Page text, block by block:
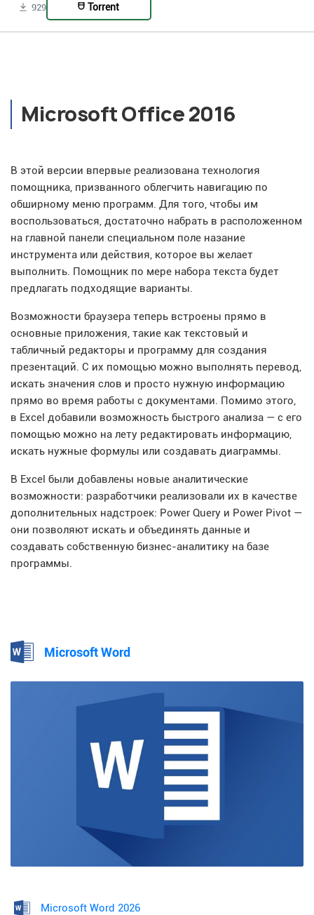
929 Torrent
Microsoft Office 2016
В этой версии впервые реализована технология
помощника, призванного облегчить навигацию по
обширному меню программ. Для того, чтобы им
воспользоваться, достаточно набрать в расположенном
на главной панели специальном поле назание
инструмента или действия, которое вы желает
выполнить. Помощник по мере набора текста будет
предлагать подходящие варианты.
Возможности браузера теперь встроены прямо в
основные приложения, такие как текстовый и
табличный редакторы и программу для создания
презентаций. С их помощью можно выполнять перевод,
искать значения слов и просто нужную информацию
прямо во время работы с документами. Помимо этого,
в Excel добавили возможность быстрого анализа — с его
помощью можно на лету редактировать информацию,
искать нужные формулы или создавать диаграммы.
В Excel были добавлены новые аналитические
возможности: разработчики реализовали их в качестве
дополнительных надстроек: Power Query и Power Pivot —
они позволяют искать и объединять данные и
создавать собственную бизнес-аналитику на базе
программы.
Microsoft Word
Microsoft Word 2026